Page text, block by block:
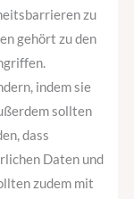
zu
gehört zu den
indem sie
sollten
dass
Daten und
zudem mit